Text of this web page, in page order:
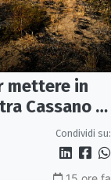
mettere in
Cassano e
Condividi su: